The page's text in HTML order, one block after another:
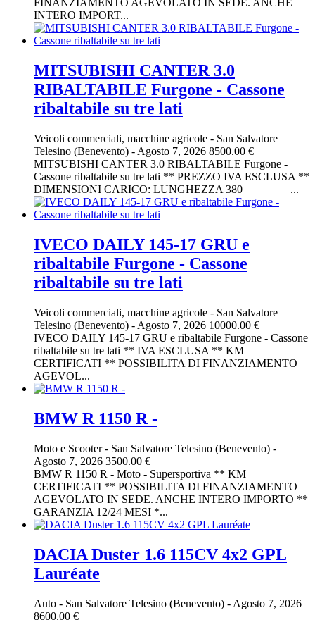
FINANZIAMENTO AGEVOLATO IN SEDE. ANCHE
INTERO IMPORT...
MITSUBISHI CANTER 3.0
RIBALTABILE Furgone - Cassone
ribaltabile su tre lati
Veicoli commerciali, macchine agricole - San Salvatore
Telesino (Benevento) - Agosto 7, 2026 8500.00 €
MITSUBISHI CANTER 3.0 RIBALTABILE Furgone -
Cassone ribaltabile su tre lati ** PREZZO IVA ESCLUSA **
DIMENSIONI CARICO: LUNGHEZZA 380 ...
IVECO DAILY 145-17 GRU e
ribaltabile Furgone - Cassone
ribaltabile su tre lati
Veicoli commerciali, macchine agricole - San Salvatore
Telesino (Benevento) - Agosto 7, 2026 10000.00 €
IVECO DAILY 145-17 GRU e ribaltabile Furgone - Cassone
ribaltabile su tre lati ** IVA ESCLUSA ** KM
CERTIFICATI ** POSSIBILITA DI FINANZIAMENTO
AGEVOL...
BMW R 1150 R -
Moto e Scooter- San Salvatore Telesino (Benevento) -
Agosto 7, 2026 3500.00 €
BMW R 1150 R - Moto - Supersportiva ** KM
CERTIFICATI ** POSSIBILITA DI FINANZIAMENTO
AGEVOLATO IN SEDE. ANCHE INTERO IMPORTO **
GARANZIA 12/24 MESI *...
DACIA Duster 1.6 115CV 4x2 GPL
Lauréate
Auto - San Salvatore Telesino (Benevento) - Agosto 7, 2026
8600.00 €